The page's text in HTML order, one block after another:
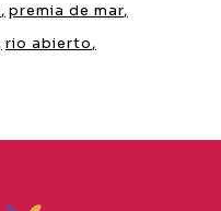
premia de mar
rio abierto